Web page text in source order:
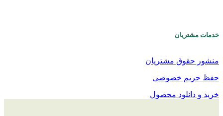
خدمات مشتریان
منشور حقوق مشتریان
حفظ حریم خصوصی
خرید و دانلود محصول